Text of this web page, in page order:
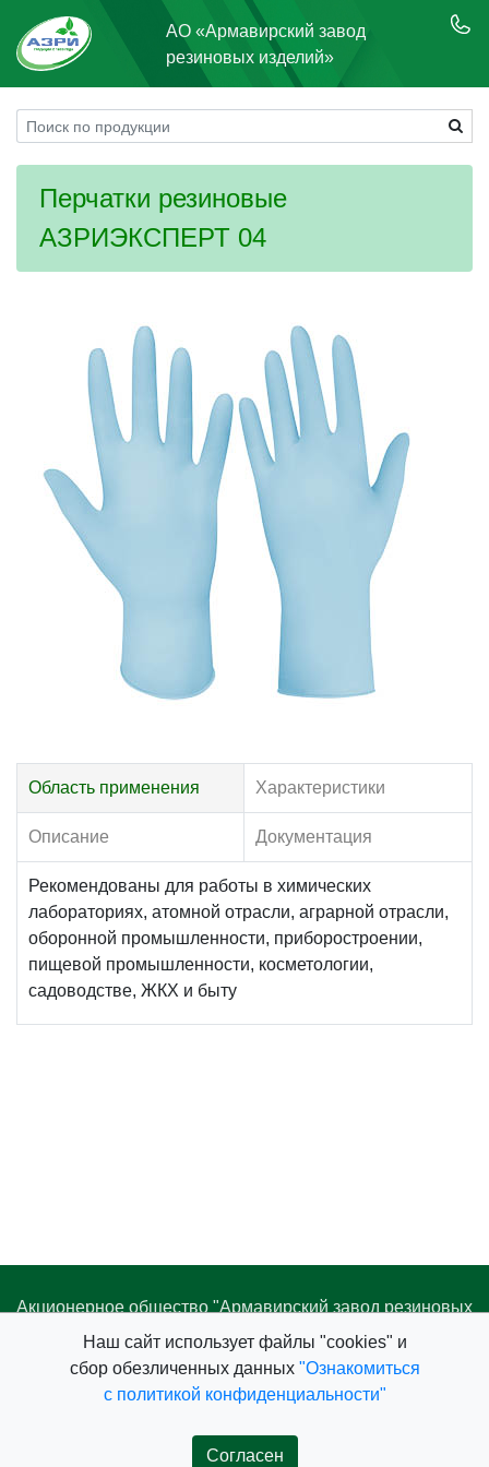
АО «Армавирский завод
резиновых изделий»
Перчатки резиновые
АЗРИЭКСПЕРТ 04
Область применения Характеристики
Описание Документация
Рекомендованы для работы в химических
лабораториях, атомной отрасли, аграрной отрасли,
оборонной промышленности, приборостроении,
пищевой промышленности, косметологии,
садоводстве, ЖКХ и быту
Наш cайт использует файлы "cookies" и
сбор обезличенных данных "Ознакомиться
с политикой конфиденциальности"
Акционерное общество "Армавирский завод резиновых
изделий"
352931, Россия, Краснодарский край,
г. Армавир, ул. Новороссийская, 2/4